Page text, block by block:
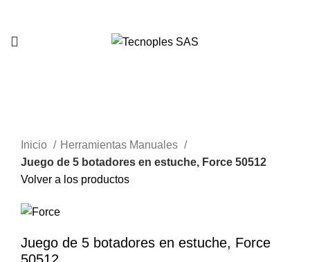
Inicio
Herramientas Manuales
Juego de 5 botadores en estuche, Force 50512
Volver a los productos
Juego de 5 botadores en estuche, Force
50512